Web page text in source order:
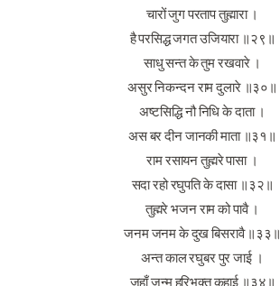
चारों जुग परताप तुह्मारा ।
है परसिद्ध जगत उजियारा ॥२९॥
साधु सन्त के तुम रखवारे ।
असुर निकन्दन राम दुलारे ॥३०॥
अष्टसिद्धि नौ निधि के दाता ।
अस बर दीन जानकी माता ॥३१॥
राम रसायन तुह्मरे पासा ।
सदा रहो रघुपति के दासा ॥३२॥
तुह्मरे भजन राम को पावै ।
जनम जनम के दुख बिसरावै ॥३३॥
अन्त काल रघुबर पुर जाई ।
जहाँ जन्म हरिभक्त कहाई ॥३४॥